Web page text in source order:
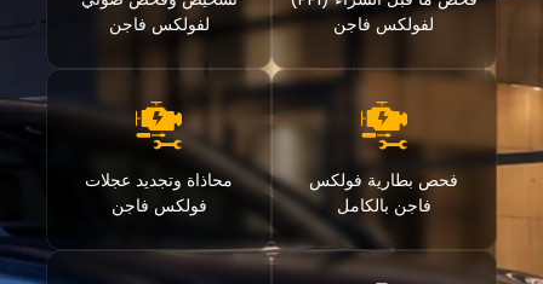
لفولكس فاجن
لفولكس فاجن
فحص بطارية فولكس
فاجن بالكامل
محاذاة وتجديد عجلات
فولكس فاجن